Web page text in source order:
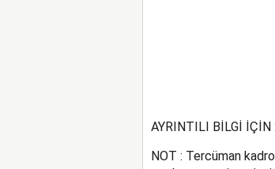
AYRINTILI BİLGİ
NOT : Tercüman